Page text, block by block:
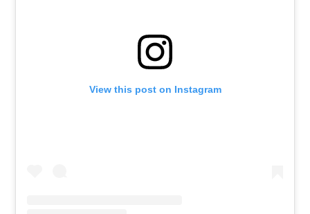
View this post on Instagram